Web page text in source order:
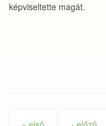
képviseltette magát.